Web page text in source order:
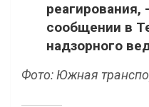
реагирования,
сообщении в
надзорного
Фото: Южная